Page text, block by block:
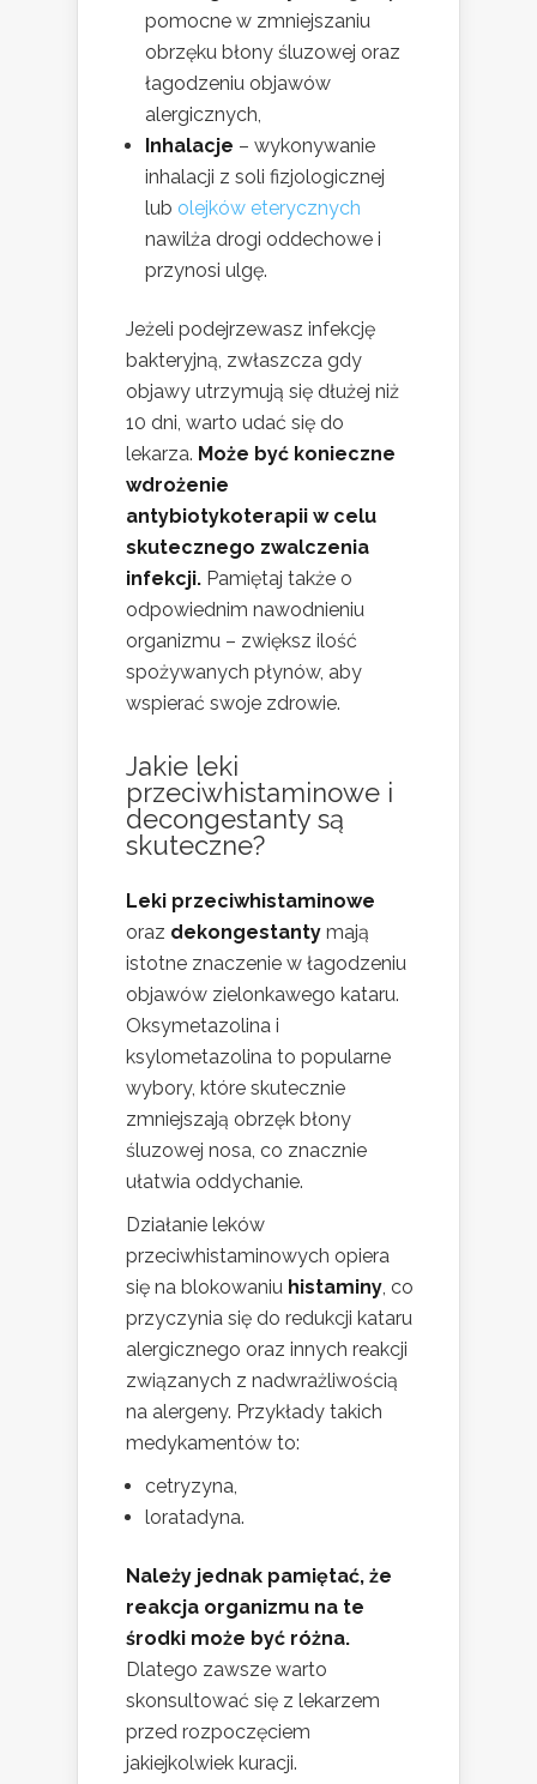
pomocne w zmniejszaniu
obrzęku błony śluzowej oraz
łagodzeniu objawów
alergicznych,
Inhalacje – wykonywanie
inhalacji z soli fizjologicznej
lub olejków eterycznych
nawilża drogi oddechowe i
przynosi ulgę.
Jeżeli podejrzewasz infekcję
bakteryjną, zwłaszcza gdy
objawy utrzymują się dłużej niż
10 dni, warto udać się do
lekarza. Może być konieczne
wdrożenie
antybiotykoterapii w celu
skutecznego zwalczenia
infekcji. Pamiętaj także o
odpowiednim nawodnieniu
organizmu – zwiększ ilość
spożywanych płynów, aby
wspierać swoje zdrowie.
Jakie leki
przeciwhistaminowe i
decongestanty są
skuteczne?
Leki przeciwhistaminowe
oraz dekongestanty mają
istotne znaczenie w łagodzeniu
objawów zielonkawego kataru.
Oksymetazolina i
ksylometazolina to popularne
wybory, które skutecznie
zmniejszają obrzęk błony
śluzowej nosa, co znacznie
ułatwia oddychanie.
Działanie leków
przeciwhistaminowych opiera
się na blokowaniu histaminy , co
przyczynia się do redukcji kataru
alergicznego oraz innych reakcji
związanych z nadwrażliwością
na alergeny. Przykłady takich
medykamentów to:
cetryzyna,
loratadyna.
Należy jednak pamiętać, że
reakcja organizmu na te
środki może być różna.
Dlatego zawsze warto
skonsultować się z lekarzem
przed rozpoczęciem
jakiejkolwiek kuracji.